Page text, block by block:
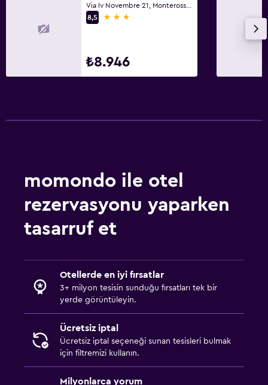
8,5
3 yıldız
₺8.946
momondo ile otel
rezervasyonu yaparken
tasarruf et
Otellerde en iyi fırsatlar
3+ milyon tesisin sunduğu fırsatları tek bir
yerde görüntüleyin.
Ücretsiz iptal
Ücretsiz iptal seçeneği sunan tesisleri bulmak
için filtremizi kullanın.
Milyonlarca yorum